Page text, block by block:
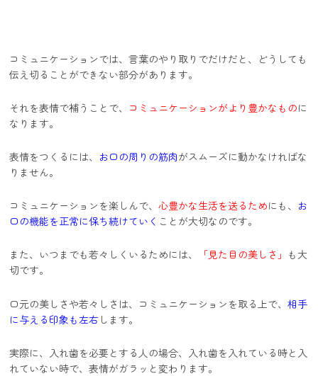
コミュニケーションでは、言葉のやり取りでだけだと、どうしても
伝え切ることができない部分があります。
それを表情で補うことで、 コミュニケーションがより豊かなものに
なります。
表情をつくるには、 お口の周りの筋肉がスムーズに動かなければな
りません。
コミュニケーションを楽しんで、心豊かな生活を送るためにも、 お
口の機能を正常に保ち続けていく ことが大切なのです。
また、いつまでも若々しくいるためには、 「見た目の美しさ」 も大
切です。
口元の美しさや若々しさは、コミュニケーションを取る上で、相手
に与える印象も左右 します。
実際に、入れ歯を必要とする人の場合、入れ歯を入れている時と入
れていない時で、表情がガラッと変わります。